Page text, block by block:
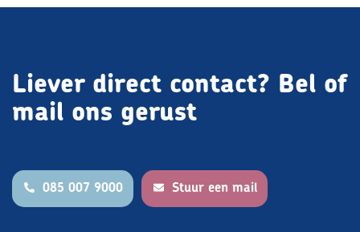
Liever direct contact? Bel of
mail ons gerust
085 007 9000 Stuur een mail